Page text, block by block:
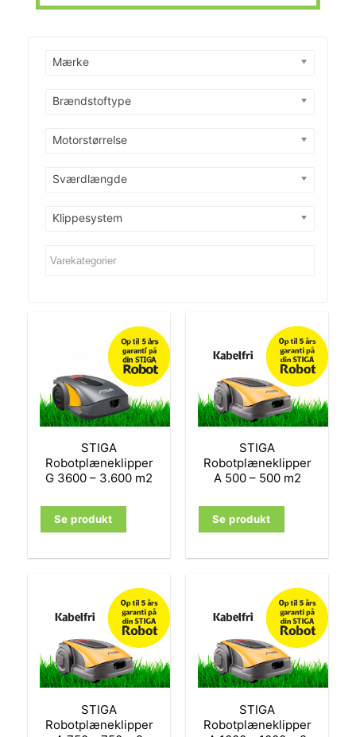
Mærke
Brændstoftype
Motorstørrelse
Sværdlængde
Klippesystem
STIGA
Robotplæneklipper
G 3600 – 3.600 m2
Se produkt
STIGA
Robotplæneklipper
A 500 – 500 m2
Se produkt
STIGA
Robotplæneklipper
STIGA
Robotplæneklipper